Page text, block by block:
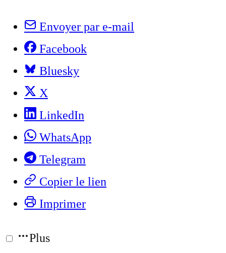
Envoyer par e-mail
Facebook
Bluesky
X
LinkedIn
WhatsApp
Telegram
Copier le lien
Imprimer
Plus